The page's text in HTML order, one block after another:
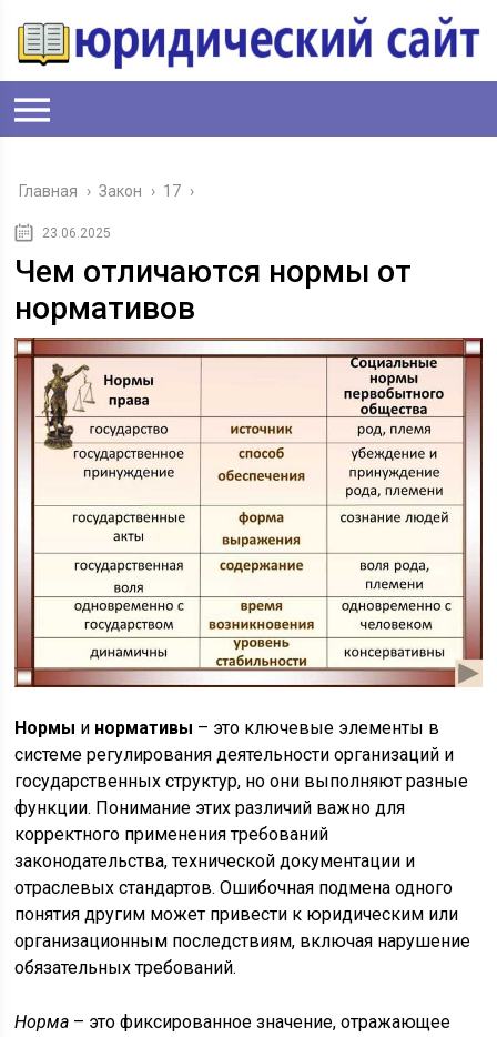
Главная › Закон › 17 ›
23.06.2025
Чем отличаются нормы от
нормативов
Нормы и нормативы – это ключевые элементы в
системе регулирования деятельности организаций и
государственных структур, но они выполняют разные
функции. Понимание этих различий важно для
корректного применения требований
законодательства, технической документации и
отраслевых стандартов. Ошибочная подмена одного
понятия другим может привести к юридическим или
организационным последствиям, включая нарушение
обязательных требований.
Норма – это фиксированное значение, отражающее